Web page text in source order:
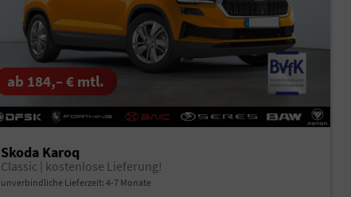
ab 184,– € mtl.
Skoda Karoq
Classic | kostenlose Lieferung!
unverbindliche Lieferzeit: 4-7 Monate